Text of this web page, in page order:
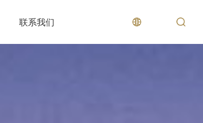
联系我们